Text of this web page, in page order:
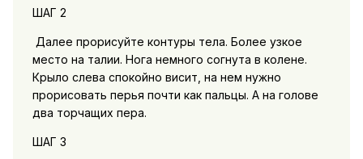
ШАГ 2
Далее прорисуйте контуры тела. Более узкое
место на талии. Нога немного согнута в колене.
Крыло слева спокойно висит, на нем нужно
прорисовать перья почти как пальцы. А на голове
два торчащих пера.
ШАГ 3